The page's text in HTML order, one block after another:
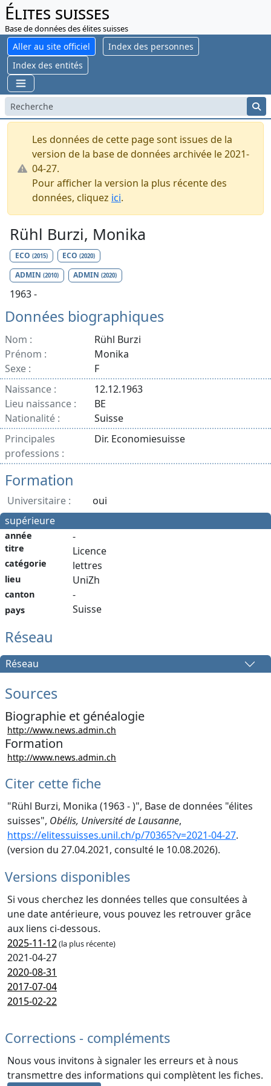
Élites suisses
Base de données des élites suisses
Aller au site officiel
Index des personnes
Index des entités
Les données de cette page sont issues de la
version de la base de données archivée le 2021-
04-27.
Pour afficher la version la plus récente des
données, cliquez ici.
Rühl Burzi, Monika
ECO (2015) ECO(2020)
ADMIN (2010) ADMIN(2020)
1963 -
Données biographiques
Nom :
Rühl Burzi
Prénom :
Monika
Sexe :
F
Naissance :
12.12.1963
Lieu naissance :
BE
Nationalité :
Suisse
Principales
professions :
Dir. Economiesuisse
Formation
Universitaire :
oui
supérieure
année
titre
catégorie
lieu
canton
pays
-
Licence
lettres
UniZh
-
Suisse
Réseau
Réseau
Sources
Biographie et généalogie
http://www.news.admin.ch
Formation
http://www.news.admin.ch
Citer cette fiche
"Rühl Burzi, Monika (1963 - )", Base de données "élites
suisses", Obélis, Université de Lausanne,
https://elitessuisses.unil.ch/p/70365?v=2021-04-27.
(version du 27.04.2021, consulté le 10.08.2026).
Versions disponibles
Si vous cherchez les données telles que consultées à
une date antérieure, vous pouvez les retrouver grâce
aux liens ci-dessous.
2025-11-12(la plus récente)
2021-04-27
2020-08-31
2017-07-04
2015-02-22
Corrections - compléments
Nous vous invitons à signaler les erreurs et à nous
transmettre des informations qui complètent les fiches.